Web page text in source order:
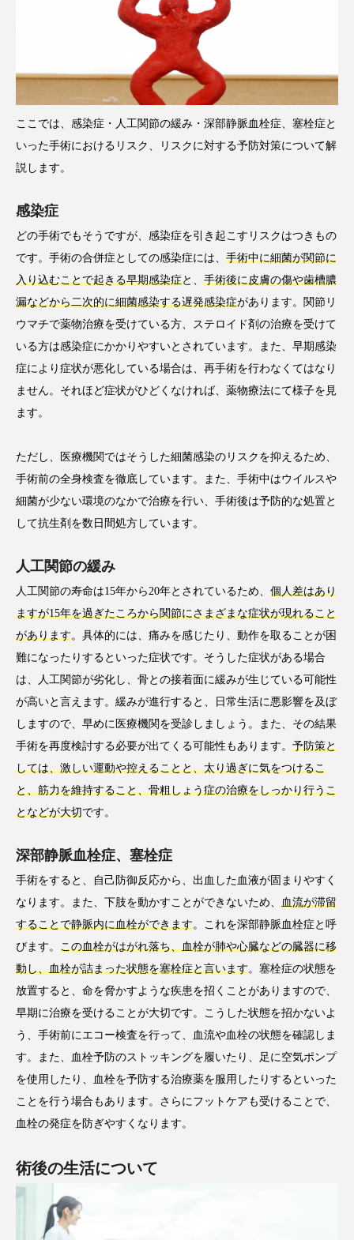
ここでは、感染症・人工関節の緩み・深部静脈血栓症、塞栓症と
いった手術におけるリスク、リスクに対する予防対策について解
説します。
感染症
どの手術でもそうですが、感染症を引き起こすリスクはつきもの
です。手術の合併症としての感染症には、 手術中に細菌が関節に
入り込むことで起きる早期感染症 と、 手術後に皮膚の傷や歯槽膿
漏などから二次的に細菌感染する遅発感染症があります。関節リ
ウマチで薬物治療を受けている方、ステロイド剤の治療を受けて
いる方は感染症にかかりやすいとされています。また、早期感染
症により症状が悪化している場合は、再手術を行わなくてはなり
ません。それほど症状がひどくなければ、薬物療法にて様子を見
ます。
ただし、医療機関ではそうした細菌感染のリスクを抑えるため、
手術前の全身検査を徹底しています。また、手術中はウイルスや
細菌が少ない環境のなかで治療を行い、手術後は予防的な処置と
して抗生剤を数日間処方しています。
人工関節の緩み
人工関節の寿命は15年から20年とされているため、 個人差はあり
ますが15年を過ぎたころから関節にさまざまな症状が現れること
があります 。具体的には、痛みを感じたり、動作を取ることが困
難になったりするといった症状です。そうした症状がある場合
は、人工関節が劣化し、骨との接着面に緩みが生じている可能性
が高いと言えます。緩みが進行すると、日常生活に悪影響を及ぼ
しますので、早めに医療機関を受診しましょう。また、その結果
手術を再度検討する必要が出てくる可能性もあります。 予防策と
しては、激しい運動や控えることと、太り過ぎに気をつけるこ
と、筋力を維持すること、骨粗しょう症の治療をしっかり行うこ
となどが大切 です。
深部静脈血栓症、塞栓症
手術をすると、自己防御反応から、出血した血液が固まりやすく
なります。また、下肢を動かすことができないため、
血流が滞留
することで静脈内に血栓ができます 。これを深部静脈血栓症と呼
びます。
この血栓がはがれ落ち、血栓が肺や心臓などの臓器に移
動し、血栓が詰まった状態を塞栓症と言います 。塞栓症の状態を
放置すると、命を脅かすような疾患を招くことがありますので、
早期に治療を受けることが大切です。こうした状態を招かないよ
う、手術前にエコー検査を行って、血流や血栓の状態を確認しま
す。また、血栓予防のストッキングを履いたり、足に空気ポンプ
を使用したり、血栓を予防する治療薬を服用したりするといった
ことを行う場合もあります。さらにフットケアも受けることで、
血栓の発症を防ぎやすくなります。
術後の生活について